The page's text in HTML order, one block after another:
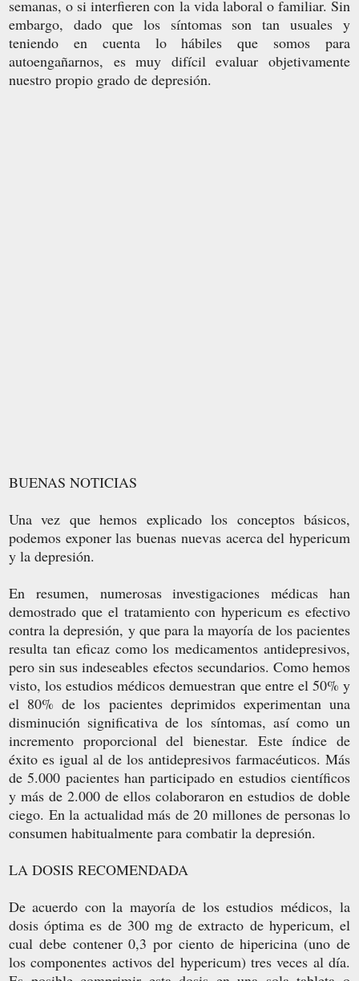
semanas, o si interfieren con la vida laboral o familiar. Sin
embargo, dado que los síntomas son tan usuales y
teniendo en cuenta lo hábiles que somos para
autoengañarnos, es muy difícil evaluar objetivamente
nuestro propio grado de depresión.
BUENAS NOTICIAS
Una vez que hemos explicado los conceptos básicos,
podemos exponer las buenas nuevas acerca del hypericum
y la depresión.
En resumen, numerosas investigaciones médicas han
demostrado que el tratamiento con hypericum es efectivo
contra la depresión, y que para la mayoría de los pacientes
resulta tan eficaz como los medicamentos antidepresivos,
pero sin sus indeseables efectos secundarios. Como hemos
visto, los estudios médicos demuestran que entre el 50% y
el 80% de los pacientes deprimidos experimentan una
disminución significativa de los síntomas, así como un
incremento proporcional del bienestar. Este índice de
éxito es igual al de los antidepresivos farmacéuticos. Más
de 5.000 pacientes han participado en estudios científicos
y más de 2.000 de ellos colaboraron en estudios de doble
ciego. En la actualidad más de 20 millones de personas lo
consumen habitualmente para combatir la depresión.
LA DOSIS RECOMENDADA
De acuerdo con la mayoría de los estudios médicos, la
dosis óptima es de 300 mg de extracto de hypericum, el
cual debe contener 0,3 por ciento de hipericina (uno de
los componentes activos del hypericum) tres veces al día.